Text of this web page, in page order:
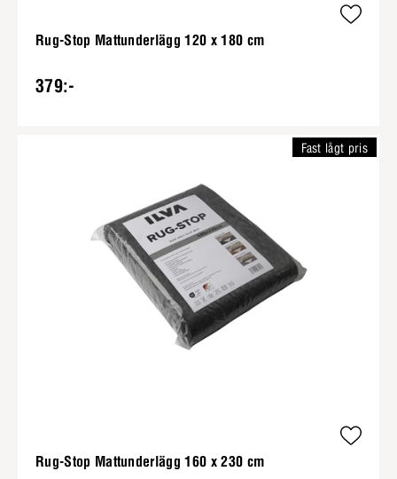
Rug-Stop Mattunderlägg 120 x 180 cm
379:-
Rug-Stop Mattunderlägg 160 x 230 cm
Fast lågt pris